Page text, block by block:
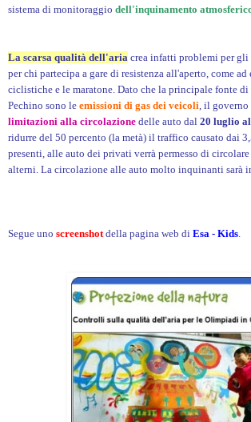
sistema di monitoraggio dell'inquinamento
La scarsa qualità dell'aria crea infatti problemi per gli
per chi partecipa a gare di resistenza all'aperto, come ad
ciclistiche e le maratone. Dato che la principale fonte
Pechino sono le emissioni di gas dei veicoli , il
limitazioni alla circolazione delle auto dal 20 luglio
ridurre del 50 percento (la metà) il traffico causato dai
presenti, alle auto dei privati verrà permesso di
alterni. La circolazione alle auto molto inquinanti sarà
Segue uno screenshot della pagina web di Esa - Kids